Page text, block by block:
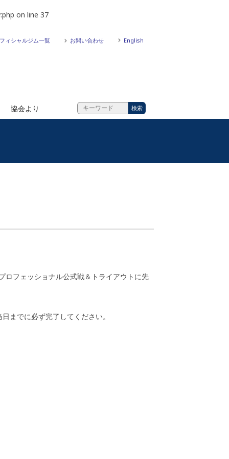
on line 37
ィシャルジム一覧 お問い合わせ English
協会より
ロフェッショナル公式戦＆トライアウトに先
までに必ず完了してください。